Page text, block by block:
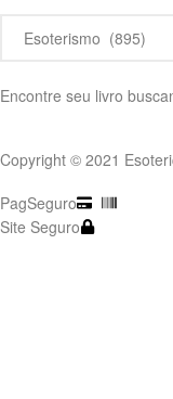
Encontre seu livro
Copyright © 2021
PagSeguro
Site Seguro